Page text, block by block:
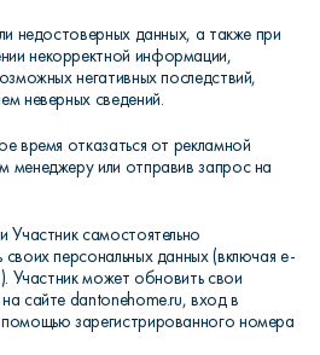
недостоверных данных, а также при
некорректной информации,
негативных последствий,
неверных сведений.
время отказаться от рекламной
менеджеру или отправив запрос на
Участник самостоятельно
своих персональных данных (включая e-
Участник может обновить свои
сайте dantonehome.ru, вход в
зарегистрированного номера